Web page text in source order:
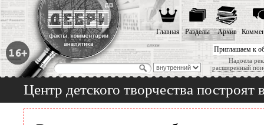
Приглашаем к
Надоела
расширенный
Главная Разделы Архив
Центр детского творчества